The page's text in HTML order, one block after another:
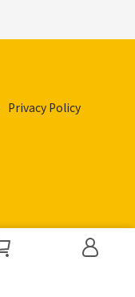
Privacy Policy